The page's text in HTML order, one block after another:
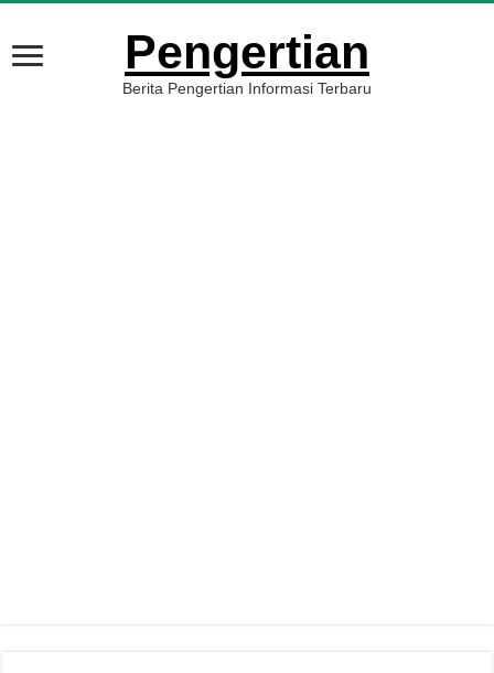
Pengertian
Berita Pengertian Informasi Terbaru